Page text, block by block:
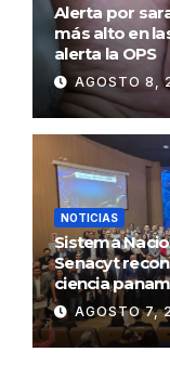
Alerta por
más alto en
alerta la OPS
AGOSTO 8,
NOTICIAS
Sistema
Senacyt
ciencia
AGOSTO 7,